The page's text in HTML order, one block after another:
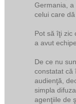
Germania, a
celui care
Pot să îţi zic
a avut
De ce nu
constatat că
audienţă,
simpla
agenţiile de